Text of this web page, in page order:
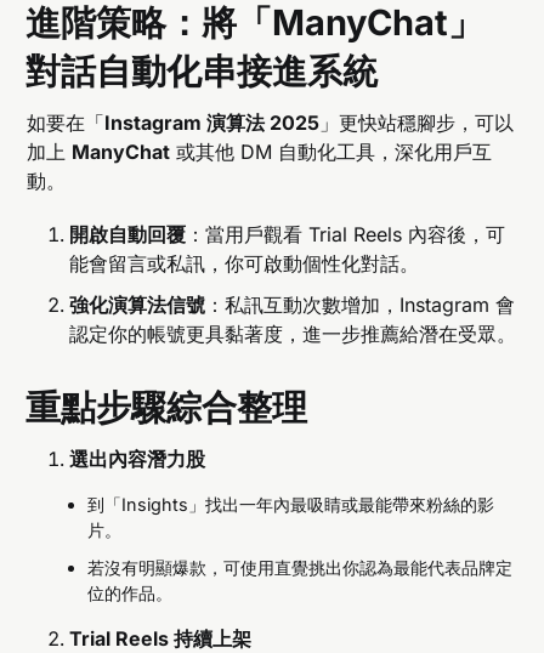
進階策略：將「ManyChat」
對話自動化串接進系統
如要在「Instagram 演算法 2025 」更快站穩腳步，可以
加上 ManyChat 或其他 DM 自動化工具，深化用戶互
動。
開啟自動回覆 ：當用戶觀看 Trial Reels 內容後，可
能會留言或私訊，你可啟動個性化對話。
強化演算法信號 ：私訊互動次數增加，Instagram 會
認定你的帳號更具黏著度，進一步推薦給潛在受眾。
重點步驟綜合整理
選出內容潛力股
到「Insights」找出一年內最吸睛或最能帶來粉絲的影
片。
若沒有明顯爆款，可使用直覺挑出你認為最能代表品牌定
位的作品。
Trial Reels 持續上架